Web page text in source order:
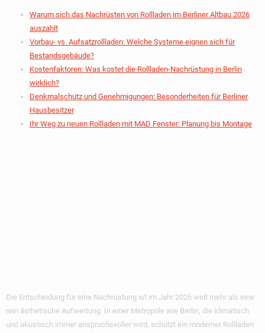
Warum sich das Nachrüsten von Rollladen im Berliner Altbau 2026
auszahlt
Vorbau- vs. Aufsatzrollladen: Welche Systeme eignen sich für
Bestandsgebäude?
Kostenfaktoren: Was kostet die Rollladen-Nachrüstung in Berlin
wirklich?
Denkmalschutz und Genehmigungen: Besonderheiten für Berliner
Hausbesitzer
Ihr Weg zu neuen Rollladen mit MAD Fenster: Planung bis Montage
Die Entscheidung für eine Nachrüstung ist im Jahr 2026 weit mehr als eine
rein ästhetische Aufwertung. In einer Metropole wie Berlin, die klimatisch
und akustisch immer anspruchsvoller wird, schützt ein moderner Rollladen